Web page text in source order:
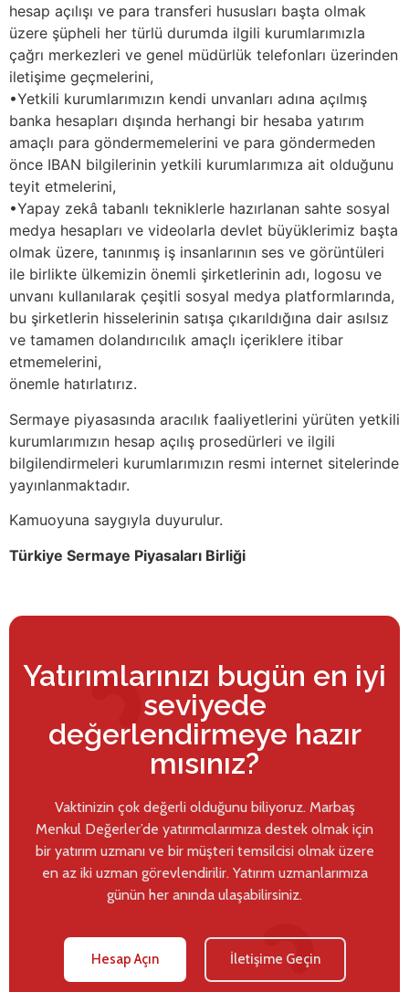
hesap açılışı ve para transferi hususları başta olmak
üzere şüpheli her türlü durumda ilgili kurumlarımızla
çağrı merkezleri ve genel müdürlük telefonları üzerinden
iletişime geçmelerini,
•Yetkili kurumlarımızın kendi unvanları adına açılmış
banka hesapları dışında herhangi bir hesaba yatırım
amaçlı para göndermemelerini ve para göndermeden
önce IBAN bilgilerinin yetkili kurumlarımıza ait olduğunu
teyit etmelerini,
•Yapay zekâ tabanlı tekniklerle hazırlanan sahte sosyal
medya hesapları ve videolarla devlet büyüklerimiz başta
olmak üzere, tanınmış iş insanlarının ses ve görüntüleri
ile birlikte ülkemizin önemli şirketlerinin adı, logosu ve
unvanı kullanılarak çeşitli sosyal medya platformlarında,
bu şirketlerin hisselerinin satışa çıkarıldığına dair asılsız
ve tamamen dolandırıcılık amaçlı içeriklere itibar
etmemelerini,
önemle hatırlatırız.
Sermaye piyasasında aracılık faaliyetlerini yürüten yetkili
kurumlarımızın hesap açılış prosedürleri ve ilgili
bilgilendirmeleri kurumlarımızın resmi internet sitelerinde
yayınlanmaktadır.
Kamuoyuna saygıyla duyurulur.
Türkiye Sermaye Piyasaları Birliği
Yatırımlarınızı bugün en iyi
seviyede
değerlendirmeye hazır
mısınız?
Vaktinizin çok değerli olduğunu biliyoruz. Marbaş
Menkul Değerler’de yatırımcılarımıza destek olmak için
bir yatırım uzmanı ve bir müşteri temsilcisi olmak üzere
en az iki uzman görevlendirilir. Yatırım uzmanlarımıza
günün her anında ulaşabilirsiniz.
Hesap Açın İletişime Geçin